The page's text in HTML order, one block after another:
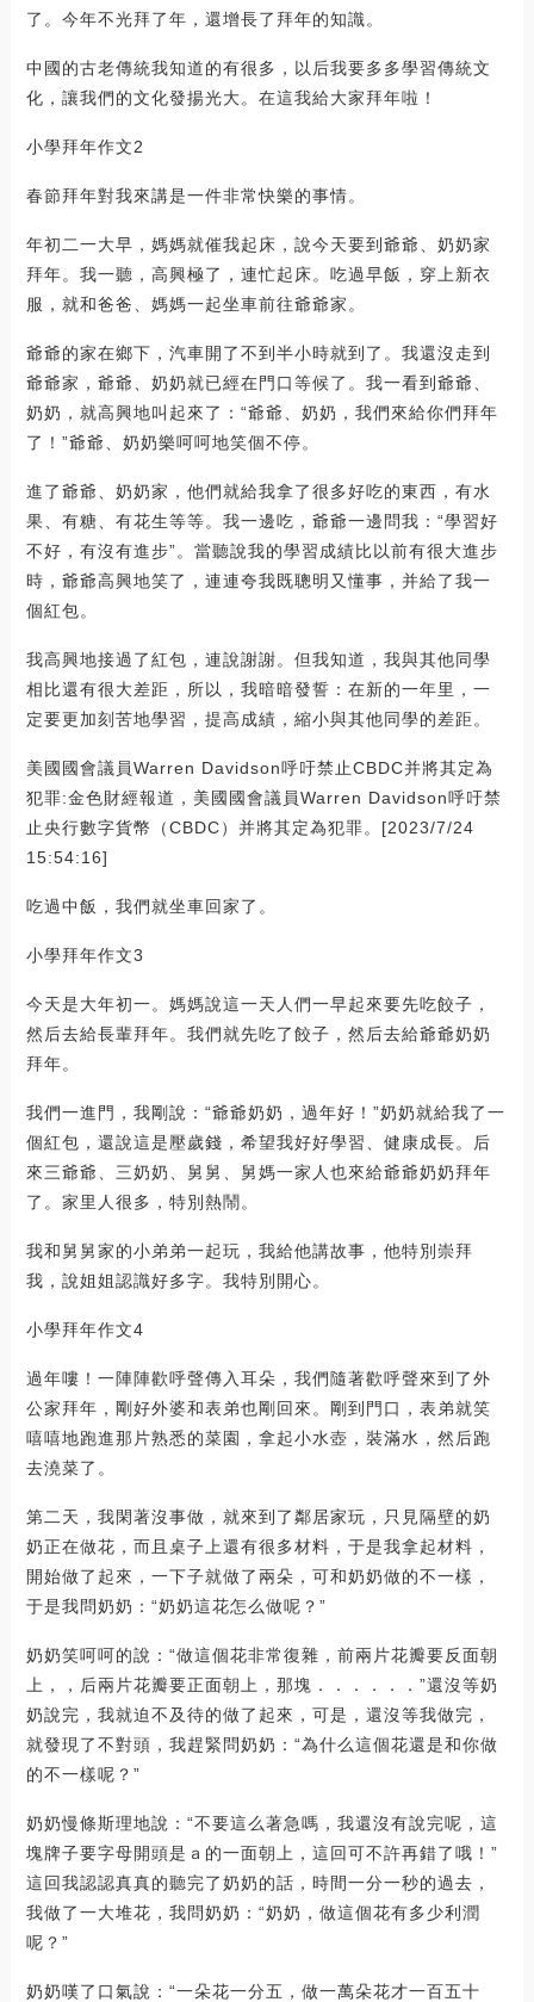
了。今年不光拜了年，還增長了拜年的知識。
中國的古老傳統我知道的有很多，以后我要多多學習傳統文
化，讓我們的文化發揚光大。在這我給大家拜年啦！
小學拜年作文2
春節拜年對我來講是一件非常快樂的事情。
年初二一大早，媽媽就催我起床，說今天要到爺爺、奶奶家
拜年。我一聽，高興極了，連忙起床。吃過早飯，穿上新衣
服，就和爸爸、媽媽一起坐車前往爺爺家。
爺爺的家在鄉下，汽車開了不到半小時就到了。我還沒走到
爺爺家，爺爺、奶奶就已經在門口等候了。我一看到爺爺、
奶奶，就高興地叫起來了：“爺爺、奶奶，我們來給你們拜年
了！”爺爺、奶奶樂呵呵地笑個不停。
進了爺爺、奶奶家，他們就給我拿了很多好吃的東西，有水
果、有糖、有花生等等。我一邊吃，爺爺一邊問我：“學習好
不好，有沒有進步”。當聽說我的學習成績比以前有很大進步
時，爺爺高興地笑了，連連夸我既聰明又懂事，并給了我一
個紅包。
我高興地接過了紅包，連說謝謝。但我知道，我與其他同學
相比還有很大差距，所以，我暗暗發誓：在新的一年里，一
定要更加刻苦地學習，提高成績，縮小與其他同學的差距。
美國國會議員Warren Davidson呼吁禁止CBDC并將其定為
犯罪:金色財經報道，美國國會議員Warren Davidson呼吁禁
止央行數字貨幣（CBDC）并將其定為犯罪。[2023/7/24
15:54:16]
吃過中飯，我們就坐車回家了。
小學拜年作文3
今天是大年初一。媽媽說這一天人們一早起來要先吃餃子，
然后去給長輩拜年。我們就先吃了餃子，然后去給爺爺奶奶
拜年。
我們一進門，我剛說：“爺爺奶奶，過年好！”奶奶就給我了一
個紅包，還說這是壓歲錢，希望我好好學習、健康成長。后
來三爺爺、三奶奶、舅舅、舅媽一家人也來給爺爺奶奶拜年
了。家里人很多，特別熱鬧。
我和舅舅家的小弟弟一起玩，我給他講故事，他特別崇拜
我，說姐姐認識好多字。我特別開心。
小學拜年作文4
過年嘍！一陣陣歡呼聲傳入耳朵，我們隨著歡呼聲來到了外
公家拜年，剛好外婆和表弟也剛回來。剛到門口，表弟就笑
嘻嘻地跑進那片熟悉的菜園，拿起小水壺，裝滿水，然后跑
去澆菜了。
第二天，我閑著沒事做，就來到了鄰居家玩，只見隔壁的奶
奶正在做花，而且桌子上還有很多材料，于是我拿起材料，
開始做了起來，一下子就做了兩朵，可和奶奶做的不一樣，
于是我問奶奶：“奶奶這花怎么做呢？”
奶奶笑呵呵的說：“做這個花非常復雜，前兩片花瓣要反面朝
上，，后兩片花瓣要正面朝上，那塊．．．．．．”還沒等奶
奶說完，我就迫不及待的做了起來，可是，還沒等我做完，
就發現了不對頭，我趕緊問奶奶：“為什么這個花還是和你做
的不一樣呢？”
奶奶慢條斯理地說：“不要這么著急嗎，我還沒有說完呢，這
塊牌子要字母開頭是ａ的一面朝上，這回可不許再錯了哦！”
這回我認認真真的聽完了奶奶的話，時間一分一秒的過去，
我做了一大堆花，我問奶奶：“奶奶，做這個花有多少利潤
呢？”
奶奶嘆了口氣說：“一朵花一分五，做一萬朵花才一百五十